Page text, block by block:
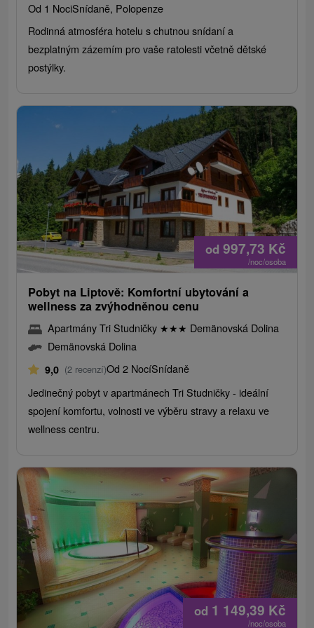
Od 1 NociSnídaně, Polopenze
Rodinná atmosféra hotelu s chutnou snídaní a
bezplatným zázemím pro vaše ratolesti včetně dětské
postýlky.
od 997,73 Kč
/noc/osoba
Pobyt na Liptově: Komfortní ubytování a
wellness za zvýhodněnou cenu
Apartmány Tri Studničky ★★★ Demänovská Dolina
Demänovská Dolina
9,0 (2 recenzí)Od 2 NocíSnídaně
Jedinečný pobyt v apartmánech Tri Studničky - ideální
spojení komfortu, volnosti ve výběru stravy a relaxu ve
wellness centru.
od 1 149,39 Kč
/noc/osoba